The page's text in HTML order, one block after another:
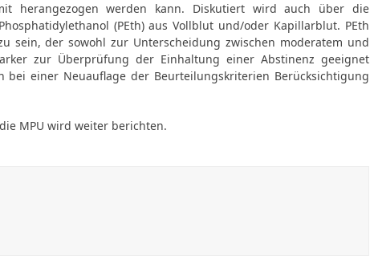
herangezogen werden kann. Diskutiert wird auch über die
(PEth) aus Vollblut und/oder Kapillarblut. PEth
sein, der sowohl zur Unterscheidung zwischen moderatem und
zur Überprüfung der Einhaltung einer Abstinenz geeignet
bei einer Neuauflage der Beurteilungskriterien Berücksichtigung
MPU wird weiter berichten.